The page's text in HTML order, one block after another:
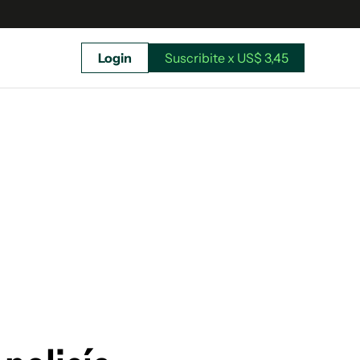
Suscribite x US$ 3,45
Login Suscribite x US$ 3,45